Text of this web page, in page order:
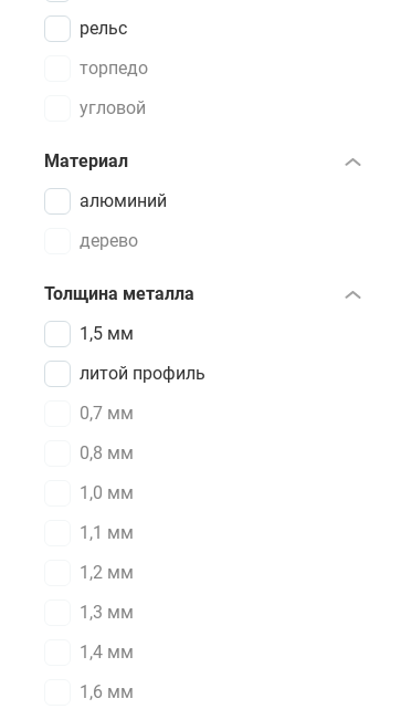
рельс
торпедо
угловой
Материал
алюминий
дерево
Толщина металла
1,5 мм
литой профиль
0,7 мм
0,8 мм
1,0 мм
1,1 мм
1,2 мм
1,3 мм
1,4 мм
1,6 мм